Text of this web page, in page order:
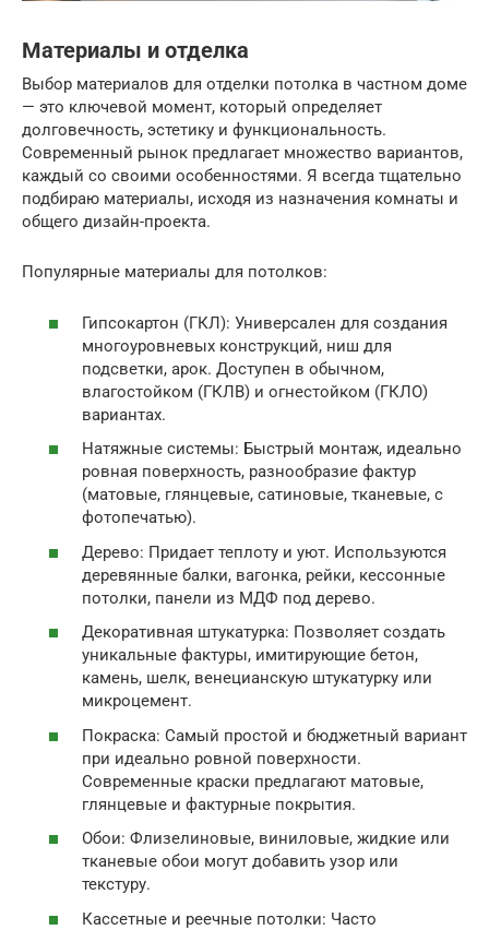
Материалы и отделка
Выбор материалов для отделки потолка в частном доме
— это ключевой момент, который определяет
долговечность, эстетику и функциональность.
Современный рынок предлагает множество вариантов,
каждый со своими особенностями. Я всегда тщательно
подбираю материалы, исходя из назначения комнаты и
общего дизайн-проекта.
Популярные материалы для потолков:
Гипсокартон (ГКЛ): Универсален для создания
многоуровневых конструкций, ниш для
подсветки, арок. Доступен в обычном,
влагостойком (ГКЛВ) и огнестойком (ГКЛО)
вариантах.
Натяжные системы: Быстрый монтаж, идеально
ровная поверхность, разнообразие фактур
(матовые, глянцевые, сатиновые, тканевые, с
фотопечатью).
Дерево: Придает теплоту и уют. Используются
деревянные балки, вагонка, рейки, кессонные
потолки, панели из МДФ под дерево.
Декоративная штукатурка: Позволяет создать
уникальные фактуры, имитирующие бетон,
камень, шелк, венецианскую штукатурку или
микроцемент.
Покраска: Самый простой и бюджетный вариант
при идеально ровной поверхности.
Современные краски предлагают матовые,
глянцевые и фактурные покрытия.
Обои: Флизелиновые, виниловые, жидкие или
тканевые обои могут добавить узор или
текстуру.
Кассетные и реечные потолки: Часто